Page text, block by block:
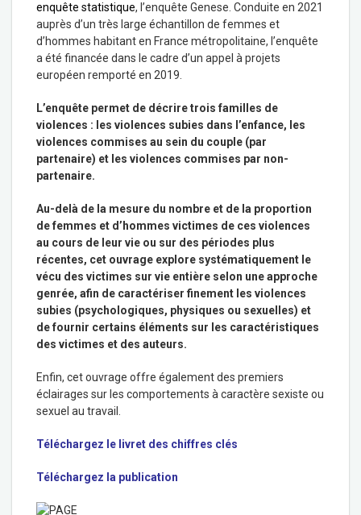
enquête statistique, l’enquête Genese. Conduite en 2021
auprès d’un très large échantillon de femmes et
d’hommes habitant en France métropolitaine, l’enquête
a été financée dans le cadre d’un appel à projets
européen remporté en 2019.
L’enquête permet de décrire trois familles de
violences : les violences subies dans l’enfance, les
violences commises au sein du couple (par
partenaire) et les violences commises par non-
partenaire.
Au-delà de la mesure du nombre et de la proportion
de femmes et d’hommes victimes de ces violences
au cours de leur vie ou sur des périodes plus
récentes, cet ouvrage explore systématiquement le
vécu des victimes sur vie entière selon une approche
genrée, afin de caractériser finement les violences
subies (psychologiques, physiques ou sexuelles) et
de fournir certains éléments sur les caractéristiques
des victimes et des auteurs.
Enfin, cet ouvrage offre également des premiers
éclairages sur les comportements à caractère sexiste ou
sexuel au travail.
Téléchargez le livret des chiffres clés
Téléchargez la publication